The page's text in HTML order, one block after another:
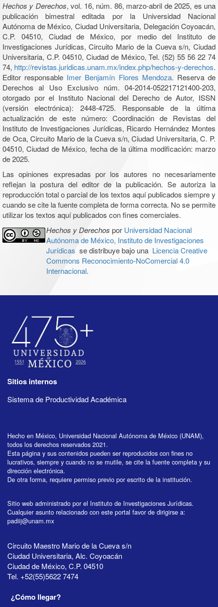
Hechos y Derechos, vol. 16, núm. 86, marzo-abril de 2025, es una
publicación bimestral editada por la Universidad Nacional
Autónoma de México, Ciudad Universitaria, Delegación Coyoacán,
C.P. 04510, Ciudad de México, por medio del Instituto de
Investigaciones Jurídicas, Circuito Mario de la Cueva s/n, Ciudad
Universitaria, C.P. 04510, Ciudad de México, Tel. (52) 55 56 22 74
74, http://revistas.juridicas.unam.mx/index.php/hechos-y-derechos.
Editor responsable Imer Benjamín Flores Mendoza. Reserva de
Derechos al Uso Exclusivo núm. 04-2014-052217121400-203,
otorgado por el Instituto Nacional del Derecho de Autor, ISSN
(versión electrónica): 2448-4725. Responsable de la última
actualización de este número: Coordinación de Revistas del
Instituto de Investigaciones Jurídicas, Ricardo Hernández Montes
de Oca, Circuito Mario de la Cueva s/n, Ciudad Universitaria, C. P.
04510, Ciudad de México, fecha de la última modificación: marzo
de 2025.
Las opiniones expresadas por los autores no necesariamente
reflejan la postura del editor de la publicación. Se autoriza la
reproducción total o parcial de los textos aquí publicados siempre y
cuando se cite la fuente completa de forma correcta. No se permite
utilizar los textos aquí publicados con fines comerciales.
Hechos y Derechos por Universidad Nacional
Autónoma de México, Instituto de Investigaciones
Jurídicas se distribuye bajo una Licencia Creative
Commons Reconocimiento-NoComercial 4.0
Internacional.
Sitios internos
Sistema de Productividad Académica
Hecho en México, Universidad Nacional Autónoma de México (UNAM),
todos los derechos reservados 2021.
Esta página y sus contenidos pueden ser reproducidos con fines no
lucrativos, siempre y cuando no se mutile, se cite la fuente completa y su
dirección electrónica.
De otra forma, requiere permiso previo por escrito de la institución.
Sitio web administrado por el Instituto de Investigaciones Jurídicas.
Cualquier asunto relacionado con este portal favor de dirigirse a:
padiij@unam.mx
Circuito Maestro Mario de la Cueva s/n
Ciudad Universitaria, Alc. Coyoacán
Ciudad de México, C.P. 04510
Tel. +52(55)5622 7474
¿Cómo llegar?